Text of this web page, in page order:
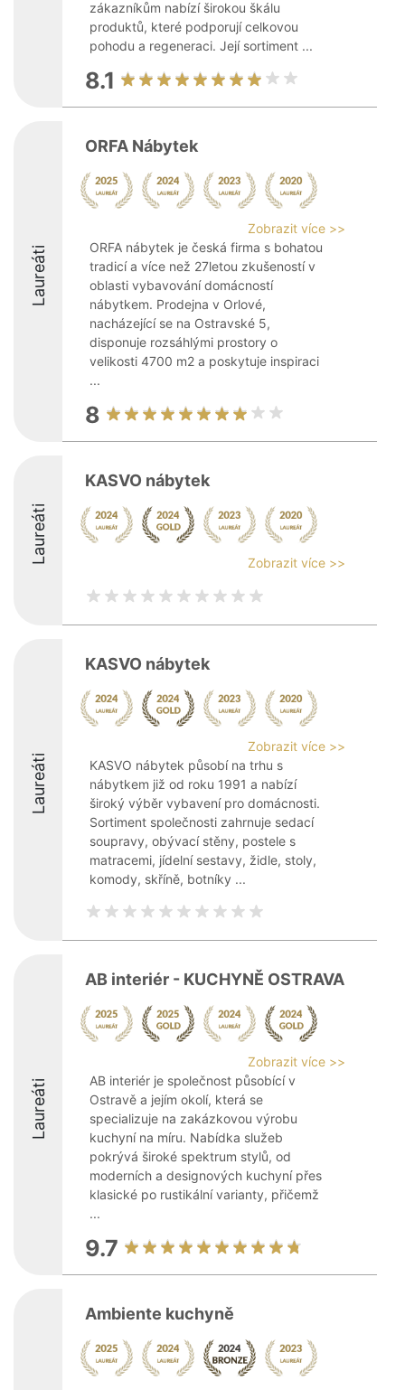
zákazníkům nabízí širokou škálu
produktů, které podporují celkovou
pohodu a regeneraci. Její sortiment ...
8.1
Laureáti
ORFA Nábytek
Zobrazit více >>
ORFA nábytek je česká firma s bohatou
tradicí a více než 27letou zkušeností v
oblasti vybavování domácností
nábytkem. Prodejna v Orlové,
nacházející se na Ostravské 5,
disponuje rozsáhlými prostory o
velikosti 4700 m2 a poskytuje inspiraci
...
8
Laureáti
KASVO nábytek
Zobrazit více >>
Laureáti
KASVO nábytek
Zobrazit více >>
KASVO nábytek působí na trhu s
nábytkem již od roku 1991 a nabízí
široký výběr vybavení pro domácnosti.
Sortiment společnosti zahrnuje sedací
soupravy, obývací stěny, postele s
matracemi, jídelní sestavy, židle, stoly,
komody, skříně, botníky ...
Laureáti
AB interiér - KUCHYNĚ OSTRAVA
Zobrazit více >>
AB interiér je společnost působící v
Ostravě a jejím okolí, která se
specializuje na zakázkovou výrobu
kuchyní na míru. Nabídka služeb
pokrývá široké spektrum stylů, od
moderních a designových kuchyní přes
klasické po rustikální varianty, přičemž
...
9.7
Ambiente kuchyně